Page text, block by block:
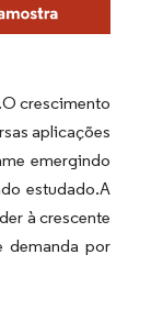
crescimento
aplicações
emergindo
estudado.A
à crescente
demanda por